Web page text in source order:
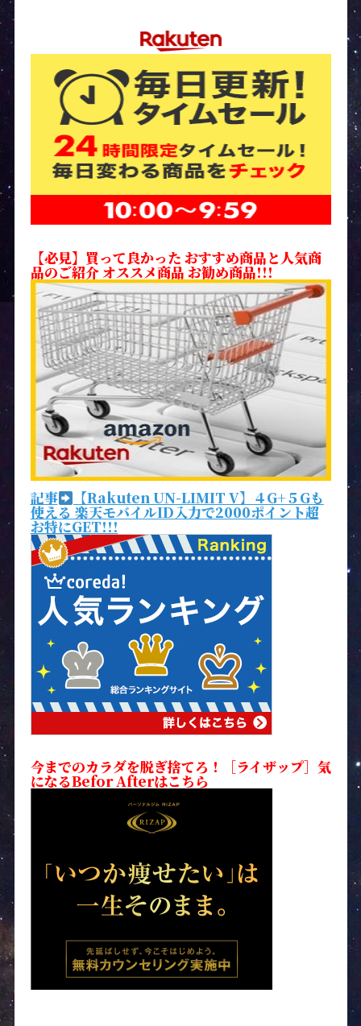
【必見】買って良かった おすすめ商品と人気商
品のご紹介 オススメ商品 お勧め商品!!!
記事 【Rakuten UN-LIMIT V】４G+５Gも
使える 楽天モバイルID入力で2000ポイント超
お特にGET!!!
今までのカラダを脱ぎ捨てろ！［ライザップ］気
になるBefor Afterはこちら